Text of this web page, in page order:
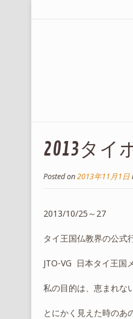
2013タイ
Posted on2013年11月1日
2013/10/25～27
タイ王国仏教界の公式
JTO-VG 日本タイ王国
私の目的は、恵まれな
とにかく見えた時のあ